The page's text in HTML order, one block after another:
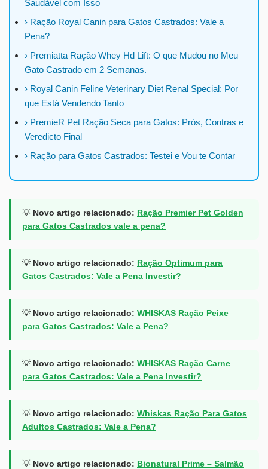
Saudável com Isso
› Ração Royal Canin para Gatos Castrados: Vale a
Pena?
› Premiatta Ração Whey Hd Lift: O que Mudou no Meu
Gato Castrado em 2 Semanas.
› Royal Canin Feline Veterinary Diet Renal Special: Por
que Está Vendendo Tanto
› PremieR Pet Ração Seca para Gatos: Prós, Contras e
Veredicto Final
› Ração para Gatos Castrados: Testei e Vou te Contar
💡 Novo artigo relacionado: Ração Premier Pet Golden
para Gatos Castrados vale a pena?
💡 Novo artigo relacionado: Ração Optimum para
Gatos Castrados: Vale a Pena Investir?
💡 Novo artigo relacionado: WHISKAS Ração Peixe
para Gatos Castrados: Vale a Pena?
💡 Novo artigo relacionado: WHISKAS Ração Carne
para Gatos Castrados: Vale a Pena Investir?
💡 Novo artigo relacionado: Whiskas Ração Para Gatos
Adultos Castrados: Vale a Pena?
💡 Novo artigo relacionado: Bionatural Prime – Salmão